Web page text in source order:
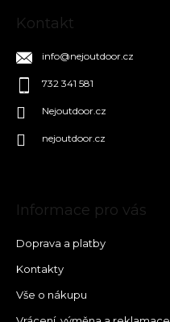
Kontakt
info@nejoutdoor.cz
732 341 581
Nejoutdoor.cz
nejoutdoor.cz
Informace pro vás
Doprava a platby
Kontakty
Vše o nákupu